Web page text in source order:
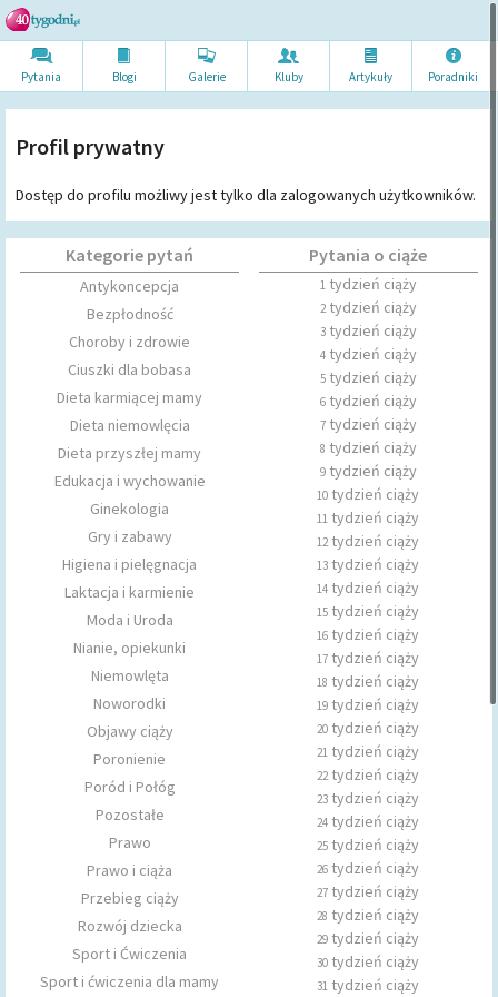
Pytania Blogi Galerie Kluby Artykuły Poradniki
Profil prywatny
Dostęp do profilu możliwy jest tylko dla zalogowanych użytkowników.
Kategorie pytań
Antykoncepcja
Bezpłodność
Choroby i zdrowie
Ciuszki dla bobasa
Dieta karmiącej mamy
Dieta niemowlęcia
Dieta przyszłej mamy
Edukacja i wychowanie
Ginekologia
Gry i zabawy
Higiena i pielęgnacja
Laktacja i karmienie
Moda i Uroda
Nianie, opiekunki
Niemowlęta
Noworodki
Objawy ciąży
Poronienie
Poród i Połóg
Pozostałe
Prawo
Prawo i ciąża
Przebieg ciąży
Rozwój dziecka
Sport i Ćwiczenia
Sport i ćwiczenia dla mamy
Pytania o ciąże
1tydzień ciąży
2tydzień ciąży
3tydzień ciąży
4tydzień ciąży
5tydzień ciąży
6tydzień ciąży
7tydzień ciąży
8 tydzień ciąży
9tydzień ciąży
10 tydzień ciąży
11 tydzień ciąży
12tydzień ciąży
13 tydzień ciąży
14 tydzień ciąży
15 tydzień ciąży
16 tydzień ciąży
17 tydzień ciąży
18 tydzień ciąży
19 tydzień ciąży
20 tydzień ciąży
21 tydzień ciąży
22tydzień ciąży
23 tydzień ciąży
24 tydzień ciąży
25 tydzień ciąży
26 tydzień ciąży
27 tydzień ciąży
28 tydzień ciąży
29 tydzień ciąży
30 tydzień ciąży
31 tydzień ciąży